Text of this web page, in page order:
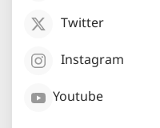
Twitter
Instagram
Youtube